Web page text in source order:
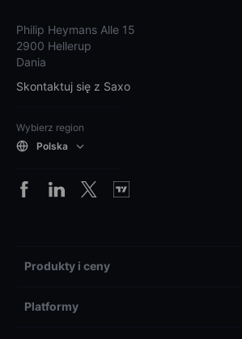
Philip Heymans Alle 15
2900 Hellerup
Dania
Skontaktuj się z Saxo
Wybierz region
Polska
Produkty i ceny
Platformy